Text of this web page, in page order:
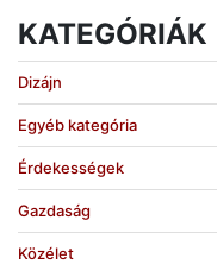
KATEGÓRIÁK
Dizájn
Egyéb kategória
Érdekességek
Gazdaság
Közélet